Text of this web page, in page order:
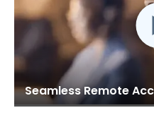
Seamless Remote